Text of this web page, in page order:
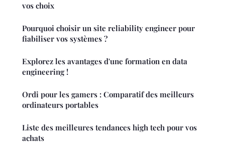
vos choix
Pourquoi choisir un site reliability engineer pour
fiabiliser vos systèmes ?
Explorez les avantages d'une formation en data
engineering !
Ordi pour les gamers : Comparatif des meilleurs
ordinateurs portables
Liste des meilleures tendances high tech pour vos
achats